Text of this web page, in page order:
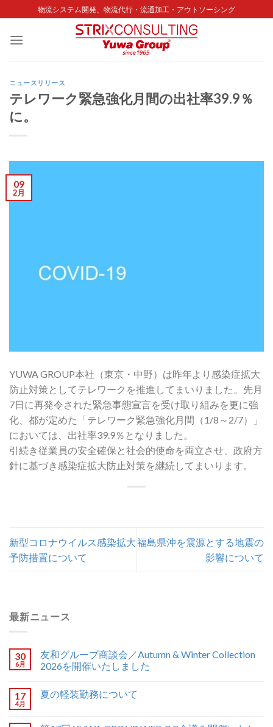
to
content
物流システム開発、物流代行・流通加工・アウトソーシング
ニュースリリース
テレワーク緊急強化月間の出社率39.9％
に。
09
2月
YUWA GROUP本社（東京・中野）は昨年より感染症拡大
防止対策としてテレワークを推進してまいりました。先月
7日に再発令された緊急事態宣言を受け取り組みを更に強
化、都が定めた「テレワーク緊急強化月間（1/8～2/7）」
においては、出社率39.9％となりました。
引続き従業員の安全確保と社会的使命を両立させ、政府方
針に基づき感染症拡大防止対策を継続してまいります。
新型コロナウイルス感染拡大
予防措置について
福島県沖を震源とする地震の
影響について
最新ニュース
30
6月
友和グループ商談会／Autumn & Winter Collection
2026を開催いたしました
17
4月
夏の軽装勤務について